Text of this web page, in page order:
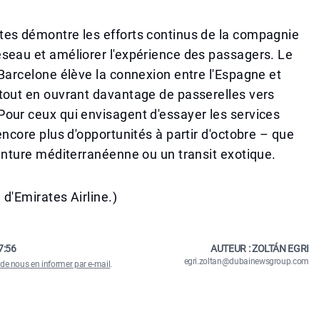
démontre les efforts continus de la compagnie
et améliorer l'expérience des passagers. Le
élève la connexion entre l'Espagne et
en ouvrant davantage de passerelles vers
ceux qui envisagent d'essayer les services
plus d'opportunités à partir d'octobre – que
méditerranéenne ou un transit exotique.
d'Emirates Airline.)
nous en informer par e-mail .
AUTEUR : ZOLTÁN EGRI
egri.zoltan@dubainewsgroup.com